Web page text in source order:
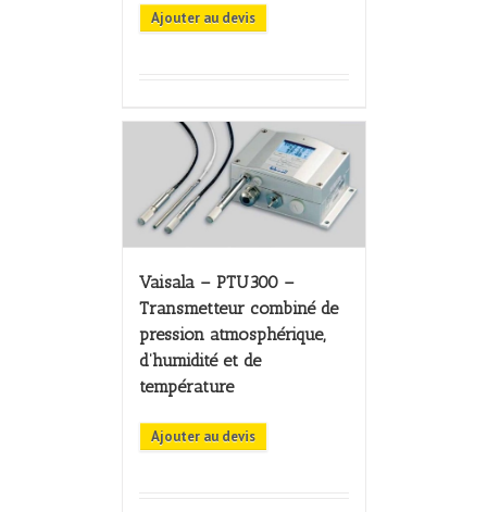
Ajouter au devis
Vaisala – PTU300 –
Transmetteur combiné de
pression atmosphérique,
d’humidité et de
température
Ajouter au devis